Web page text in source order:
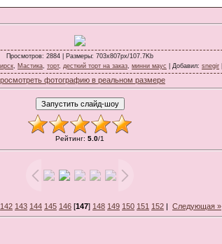
Просмотров: 2884 | Размеры: 703x807px/107.7Kb
Мастика торт, десткий торт на заказ минни маус Добавил: snegir
фотографию в реальном размере
Рейтинг: 5.0/1
142 143 144 145 146 [147] 148 149 150 151 152 | Следующая »